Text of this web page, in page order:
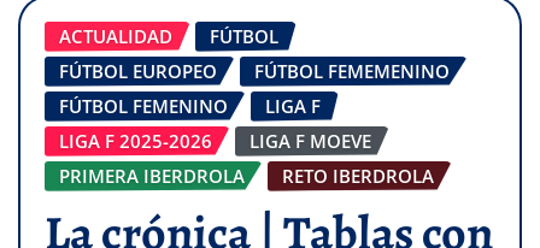
ACTUALIDAD
FÚTBOL
FÚTBOL EUROPEO
FÚTBOL FEMEMENINO
FÚTBOL FEMENINO
LIGA F
LIGA F 2025-2026
LIGA F MOEVE
PRIMERA IBERDROLA
RETO IBERDROLA
La crónica | Tablas con